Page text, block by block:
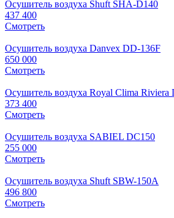
Осушитель воздуха Shuft SHA-D140
437 400
Смотреть
Осушитель воздуха Danvex DD-136F
650 000
Смотреть
Осушитель воздуха Royal Clima Riviera
373 400
Смотреть
Осушитель воздуха SABIEL DC150
255 000
Смотреть
Осушитель воздуха Shuft SBW-150A
496 800
Смотреть